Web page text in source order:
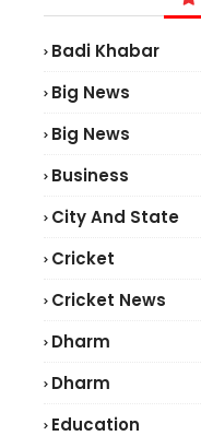
Badi Khabar
Big News
Big News
Business
City And State
Cricket
Cricket News
Dharm
Dharm
Education